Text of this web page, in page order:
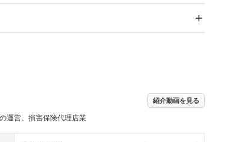
センターデフロック
キーレス
－ ポータブルナビ
紹介動画を見る
運営、損害保険代理店業